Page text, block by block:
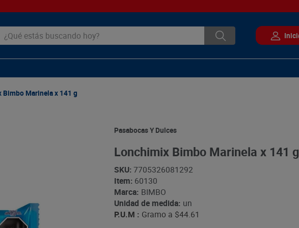
estás buscando hoy?
Bimbo Marinela x 141 g
Pasabocas Y Dulces
Lonchimix Bimbo Marinela x 141 g
SKU: 7705326081292
Item: 60130
Marca: BIMBO
Unidad de medida: un
P.U.M : Gramo a $44.61